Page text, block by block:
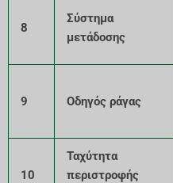
8
Σύστημα
μετάδοσης
9 Οδηγός ράγας
10
Ταχύτητα
περιστροφής